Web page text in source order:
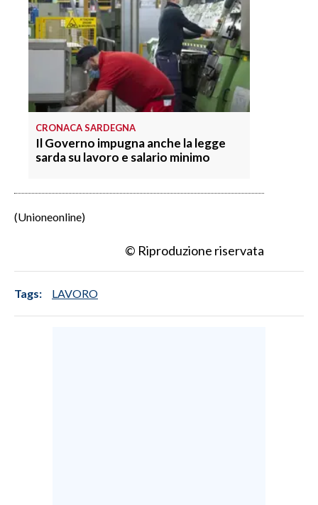
CRONACA SARDEGNA
Il Governo impugna anche la legge
sarda su lavoro e salario minimo
(Unioneonline)
© Riproduzione riservata
Tags: LAVORO